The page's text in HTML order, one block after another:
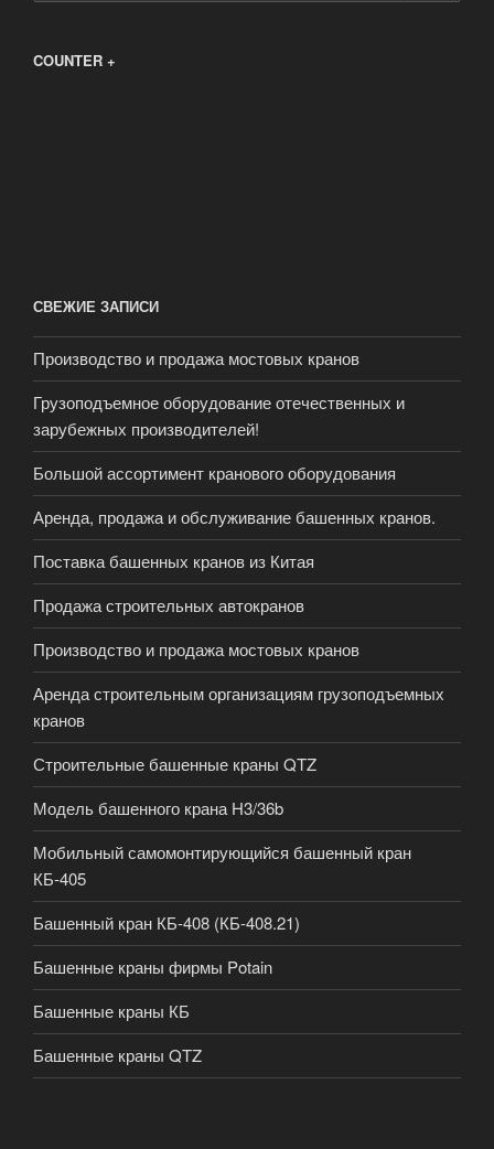
COUNTER +
СВЕЖИЕ ЗАПИСИ
Производство и продажа мостовых кранов
Грузоподъемное оборудование отечественных и
зарубежных производителей!
Большой ассортимент кранового оборудования
Аренда, продажа и обслуживание башенных кранов.
Поставка башенных кранов из Китая
Продажа строительных автокранов
Производство и продажа мостовых кранов
Аренда строительным организациям грузоподъемных
кранов
Строительные башенные краны QTZ
Модель башенного крана H3/36b
Мобильный самомонтирующийся башенный кран
КБ-405
Башенный кран КБ-408 (КБ-408.21)
Башенные краны фирмы Potain
Башенные краны КБ
Башенные краны QTZ